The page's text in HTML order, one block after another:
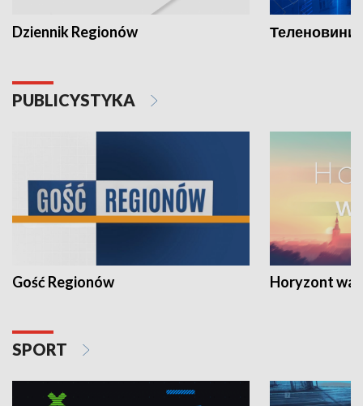
Dziennik Regionów Теленовини
PUBLICYSTYKA
Gość Regionów Horyzont
SPORT